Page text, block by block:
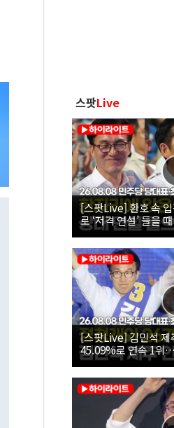
스팟Live
[스팟Live] 환호 속
로 ‘저격 연설’ 들을
26.08.08 더불어민주
보 인천 합동연설회
[스팟Live] 김민석 제
45.09%로 연속 1위
26.08.08 더불어민주
보 인천 합동연설회